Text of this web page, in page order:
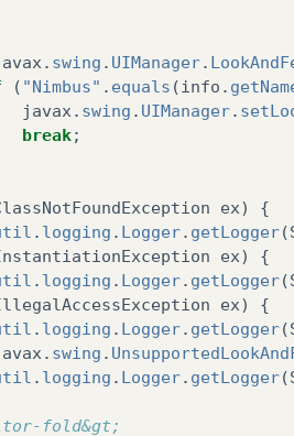
. swing . UIManager.
( "Nimbus" . equals (info .
javax . swing . UIManager.
break;
ex)
{
. logging . Logger. getLogger(
ex)
{
. logging . Logger. getLogger(
ex)
{
. logging . Logger. getLogger(
. swing .
. logging . Logger. getLogger(
fold&gt;